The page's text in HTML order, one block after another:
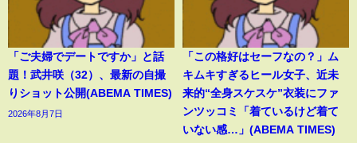
「ご夫婦でデートですか」と話
題！武井咲（32）、最新の自撮
りショット公開(ABEMA TIMES)
2026年8月7日
「この格好はセーフなの？」ム
キムキすぎるヒール女子、近未
来的“全身スケスケ”衣装にファ
ンツッコミ「着ているけど着て
いない感…」(ABEMA TIMES)